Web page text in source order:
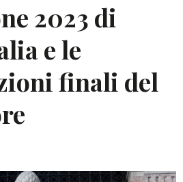
2023 di
e le
finali del